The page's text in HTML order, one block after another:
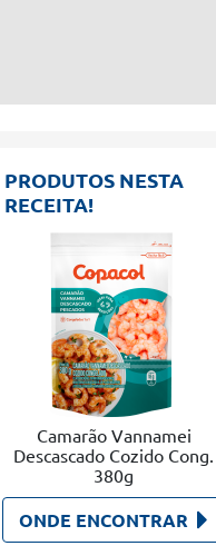
PRODUTOS NESTA
RECEITA!
Camarão Vannamei
Descascado Cozido Cong.
380g
ONDE ENCONTRAR